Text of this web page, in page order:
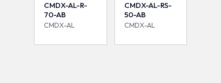
CMDX-AL-R-
70-AB
CMDX-AL
CMDX-AL-RS-
50-AB
CMDX-AL